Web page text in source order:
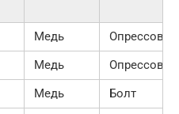
Медь
Опрессовка
Медь
Опрессовка
Медь
Болт